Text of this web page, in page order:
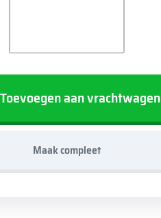
Toevoegen aan vrachtwagen
Maak compleet